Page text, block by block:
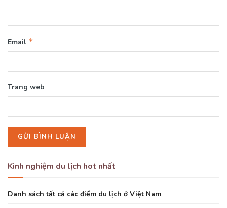
Email *
Trang web
Kinh nghiệm du lịch hot nhất
Danh sách tất cả các điểm du lịch ở Việt Nam